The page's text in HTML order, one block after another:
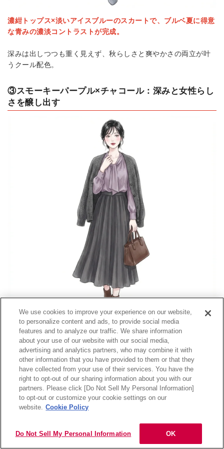
濃紺トップス×淡いアイスブルーのスカートで、ブルベ夏に得意
な青みの濃淡コントラストが完成。
深みは出しつつも重く見えず、秋らしさと爽やかさの両立が叶
うクール配色。
③スモーキーパープル×チャコール：深みと女性らし
さを醸し出す
スモーキーパープルにチャコールスカートで、秋らしい深みと
女性らしいしなやかさを共存。
グレー寄りのパープルが顔まわりを明るく見せ、全体のトーン
がやわらかく整う。
④ブルーグレー×白：清潔感のある秋配色
We use cookies to improve your experience on our website,
to personalize content and ads, to provide social media
features and to analyze our traffic. We share information
about your use of our website with our social media,
advertising and analytics partners, who may combine it with
other information that you have provided to them or that they
have collected from your use of their services. You have the
right to opt-out of our sharing information about you with our
partners. Please click [Do Not Sell My Personal Information]
to opt-out or customize your cookie settings on our
website. Cookie Policy
Do Not Sell My Personal Information OK